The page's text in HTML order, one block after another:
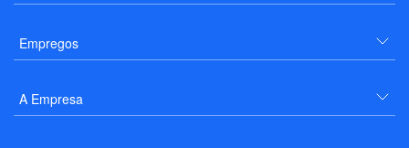
Empregos
A Empresa